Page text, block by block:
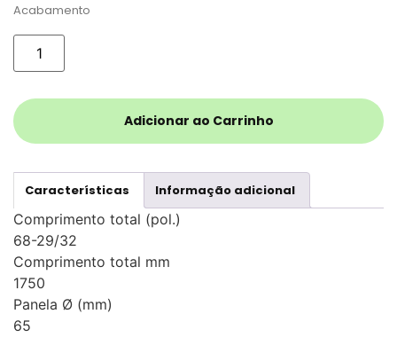
Acabamento
Adicionar ao Carrinho
Características Informação adicional
Comprimento total (pol.)
68-29/32
Comprimento total mm
1750
Panela Ø (mm)
65